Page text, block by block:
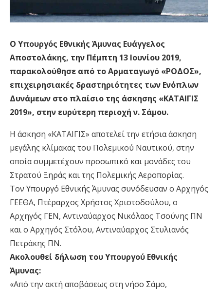
Ο Υπουργός Εθνικής Άμυνας Ευάγγελος
Αποστολάκης, την Πέμπτη 13 Ιουνίου 2019,
παρακολούθησε από το Αρματαγωγό «ΡΟΔΟΣ»,
επιχειρησιακές δραστηριότητες των Ενόπλων
Δυνάμεων στο πλαίσιο της άσκησης «ΚΑΤΑΙΓΙΣ
2019», στην ευρύτερη περιοχή ν. Σάμου.
Η άσκηση «ΚΑΤΑΙΓΙΣ» αποτελεί την ετήσια άσκηση
μεγάλης κλίμακας του Πολεμικού Ναυτικού, στην
οποία συμμετέχουν προσωπικό και μονάδες του
Στρατού Ξηράς και της Πολεμικής Αεροπορίας.
Τον Υπουργό Εθνικής Άμυνας συνόδευσαν ο Αρχηγός
ΓΕΕΘΑ, Πτέραρχος Χρήστος Χριστοδούλου, ο
Αρχηγός ΓΕΝ, Αντιναύαρχος Νικόλαος Τσούνης ΠΝ
και ο Αρχηγός Στόλου, Αντιναύαρχος Στυλιανός
Πετράκης ΠΝ.
Ακολουθεί δήλωση του Υπουργού Εθνικής
Άμυνας:
«Από την ακτή αποβάσεως στη νήσο Σάμο,